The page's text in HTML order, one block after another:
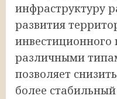
инфраструктуру
развития
различными
позволяет
более